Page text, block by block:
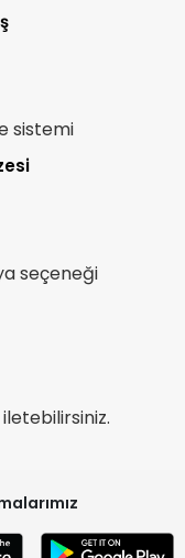
sistemi
seçeneği